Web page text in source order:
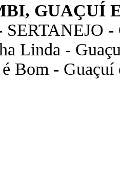
GUAÇUÍ
SERTANEJO -
Linda -
Bom - Guaçuí